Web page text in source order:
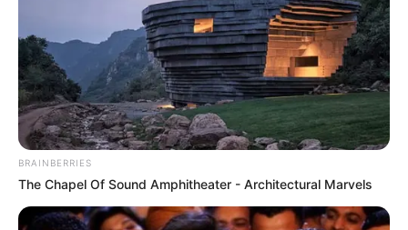
BRAINBERRIES
The Chapel Of Sound Amphitheater - Architectural Marvels